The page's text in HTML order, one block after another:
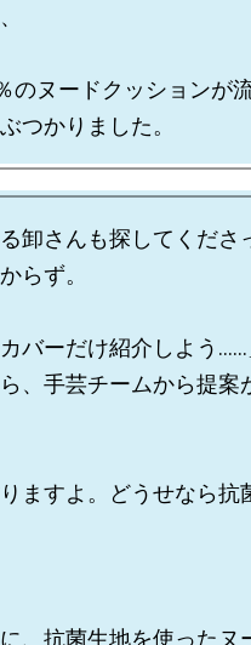
のヌードクッションが
卸さんも探してくださ
らず。
カバーだけ紹介しよう
、手芸チームから提案
りますよ。どうせなら抗
、抗菌生地を使ったヌ